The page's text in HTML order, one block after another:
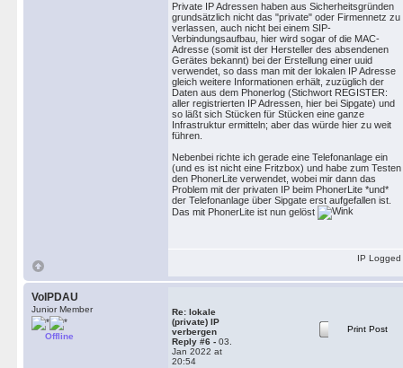
Private IP Adressen haben aus Sicherheitsgründen
grundsätzlich nicht das "private" oder Firmennetz zu
verlassen, auch nicht bei einem SIP-
Verbindungsaufbau, hier wird sogar of die MAC-
Adresse (somit ist der Hersteller des absendenen
Gerätes bekannt) bei der Erstellung einer uuid
verwendet, so dass man mit der lokalen IP Adresse
gleich weitere Informationen erhält, zuzüglich der
Daten aus dem Phonerlog (Stichwort REGISTER:
aller registrierten IP Adressen, hier bei Sipgate) und
so läßt sich Stücken für Stücken eine ganze
Infrastruktur ermitteln; aber das würde hier zu weit
führen.
Nebenbei richte ich gerade eine Telefonanlage ein
(und es ist nicht eine Fritzbox) und habe zum Testen
den PhonerLite verwendet, wobei mir dann das
Problem mit der privaten IP beim PhonerLite *und*
der Telefonanlage über Sipgate erst aufgefallen ist.
Das mit PhonerLite ist nun gelöst
IP Logged
VoIPDAU
Junior Member
Offline
Re: lokale
(private) IP
verbergen
Reply #6 - 03.
Jan 2022 at
20:54
Print Post